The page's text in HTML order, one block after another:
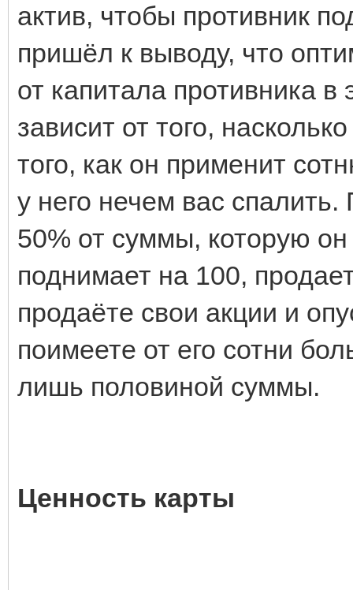
актив, чтобы противник
пришёл к выводу, что
от капитала противника
зависит от того,
того, как он применит
у него нечем вас
50% от суммы, которую
поднимает на 100,
продаёте свои акции и
поимеете от его сотни
лишь половиной суммы.
Ценность карты